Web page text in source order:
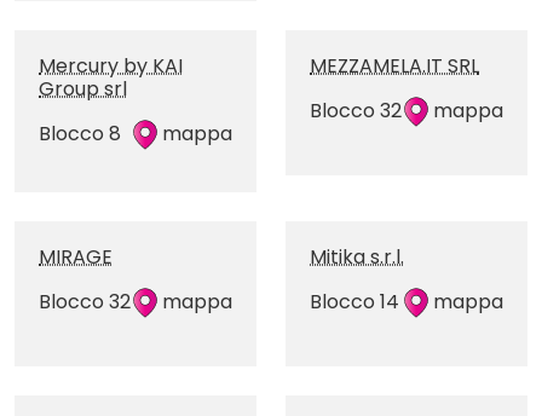
Mercury by KAI
Group srl
Blocco 8
mappa
MEZZAMELA.IT SRL
Blocco 32
mappa
MIRAGE
Blocco 32
mappa
Mitika s.r.l.
Blocco 14
mappa